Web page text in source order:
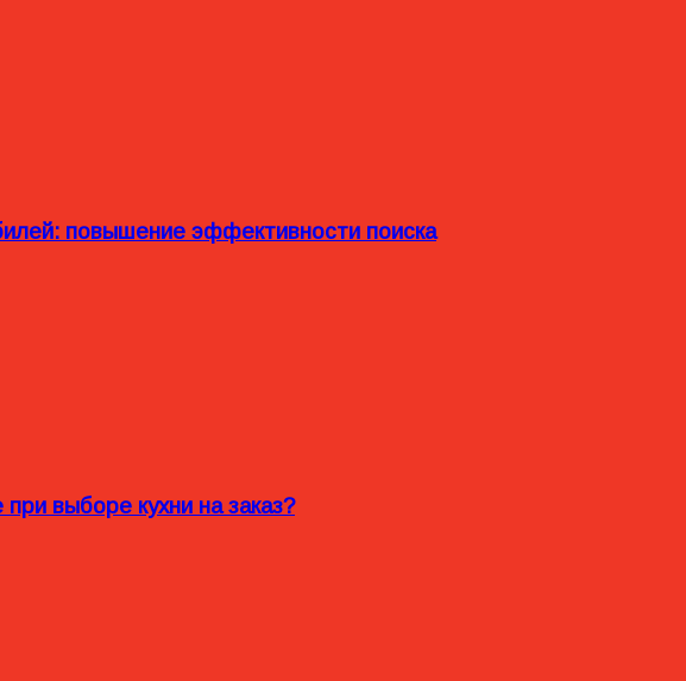
повышение эффективности поиска
выборе кухни на заказ?